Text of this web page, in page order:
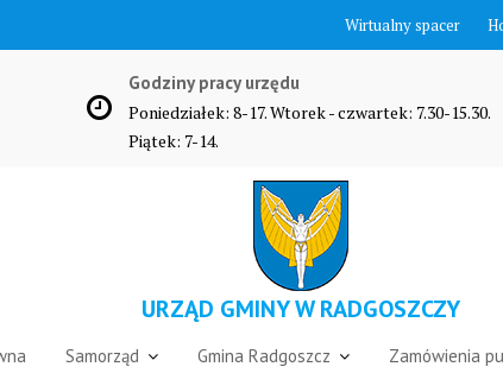
Wirtualny spacer
Godziny pracy urzędu
Poniedziałek: 8-17. Wtorek - czwartek: 7.30-15.30.
Piątek: 7-14.
URZĄD GMINY W RADGOSZCZY
Samorząd Gmina Radgoszcz Zamówienia